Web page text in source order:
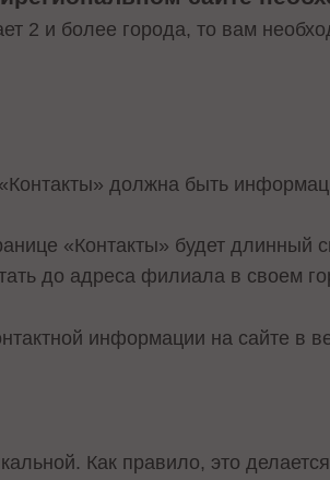
2 и более города, то вам
должна быть
«Контакты» будет длинный
до адреса филиала в своем
информации на сайте в
Как правило, это